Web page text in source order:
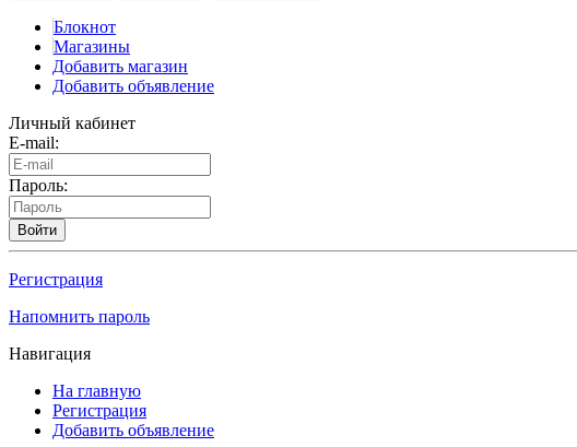
Блокнот
Магазины
Добавить магазин
Добавить объявление
Личный кабинет
E-mail:
Пароль:
Войти
Регистрация
Напомнить пароль
Навигация
На главную
Регистрация
Добавить объявление